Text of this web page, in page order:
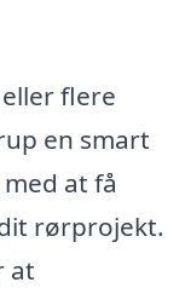
flere
en smart
at få
rørprojekt.
at